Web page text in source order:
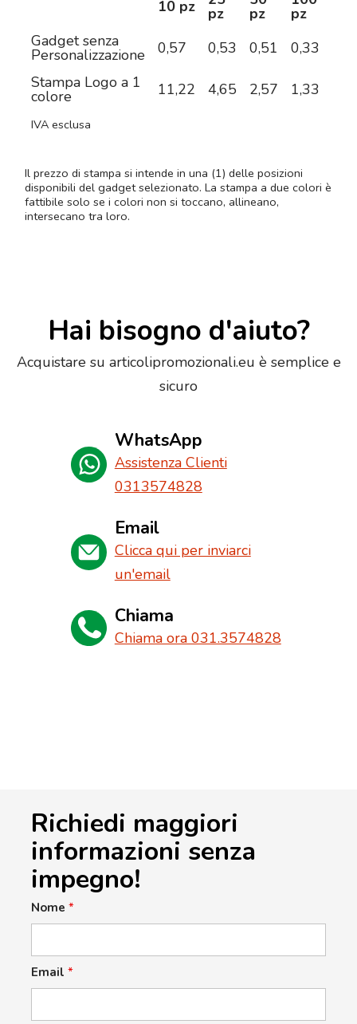
10 pz pz pz pz
Gadget senza
Personalizzazione 0,57 0,53 0,51 0,33
Stampa Logo a 1
colore 11,22 4,65 2,57 1,33
IVA esclusa
Il prezzo di stampa si intende in una (1) delle posizioni
disponibili del gadget selezionato. La stampa a due colori è
fattibile solo se i colori non si toccano, allineano,
intersecano tra loro.
Hai bisogno d'aiuto?
Acquistare su articolipromozionali.eu è semplice e
sicuro
WhatsApp
Assistenza Clienti
0313574828
Email
Clicca qui per inviarci
un'email
Chiama
Chiama ora 031.3574828
Richiedi maggiori
informazioni senza
impegno!
Nome *
Email *